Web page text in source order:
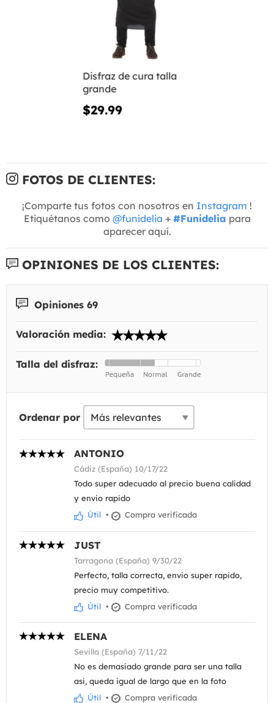
Disfraz de cura talla
grande
$29.99
FOTOS DE CLIENTES:
¡Comparte tus fotos con nosotros en Instagram !
Etiquétanos como @funidelia + #Funidelia para
aparecer aquí.
OPINIONES DE LOS CLIENTES:
Opiniones 69
Valoración media:
Talla del disfraz:
Ordenar por
ANTONIO
Cádiz (España) 10/17/22
Todo super adecuado al precio buena calidad
y envio rapido
Útil • Compra verificada
JUST
Tarragona (España) 9/30/22
Perfecto, talla correcta, envio super rapido,
precio muy competitivo.
Útil • Compra verificada
ELENA
Sevilla (España) 7/11/22
No es demasiado grande para ser una talla
asi, queda igual de largo que en la foto
Útil • Compra verificada